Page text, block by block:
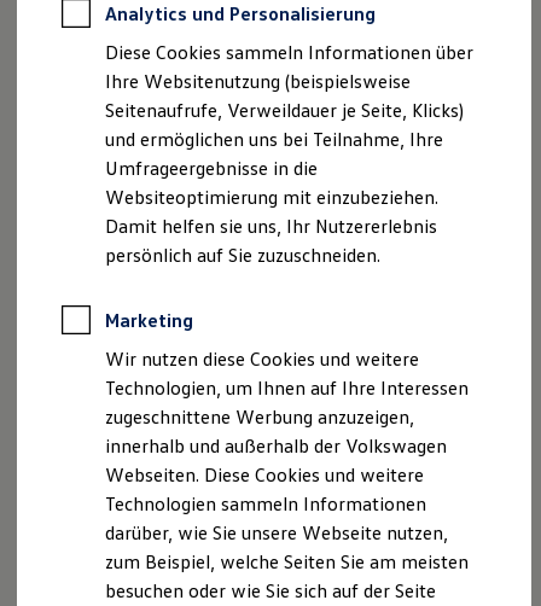
Autokredit mit Schlussrate
Versicherungen und Garantien
Kfz-Versicherung
Restschuldversicherungen
Garantien
Wartungsverträge
Geschäftskunden
Professional Class bei Volkswagen
Großkunden
Behörden
Direktkunden
Sonderfahrzeuge
Elektromobilität
Elektroautos
Elektrofahrzeugkonzepte
ID. EVERY1
Reichweite
Reichweite der ID. Modelle
Reichweite im Winter
Rekuperation
Laden
Laden unterwegs
Laden Zuhause
Ladestationen finden
Ladezeitensimulator
, 1 von 2 , 2 von 2
Mit der Wellness In-Car App
wird jede Fahrt, Pause oder
Ladezeit zu einer kleinen Auszeit. Je nach Ausstattung
verbindet Ihr ID. Licht, Klimatisierung, Sound und – wenn
verfügbar – Massagefunktionen zu einem harmonischen
Wohlfühlerlebnis. Egal, ob Sie neue Energie sammeln, zur
Ruhe kommen oder zwischendurch bewusst abschalten
möchten: Ihr ID. schafft dafür den passenden Rahmen.
Diese Programme stehen Ihnen zur Verfügung:
Analytics und Personalisierung
Diese Cookies sammeln Informationen über
Ihre Websitenutzung (beispielsweise
Seitenaufrufe, Verweildauer je Seite, Klicks)
und ermöglichen uns bei Teilnahme, Ihre
Umfrageergebnisse in die
Websiteoptimierung mit einzubeziehen.
Damit helfen sie uns, Ihr Nutzererlebnis
persönlich auf Sie zuzuschneiden.
Marketing
Wir nutzen diese Cookies und weitere
Technologien, um Ihnen auf Ihre Interessen
zugeschnittene Werbung anzuzeigen,
innerhalb und außerhalb der Volkswagen
Webseiten. Diese Cookies und weitere
Technologien sammeln Informationen
darüber, wie Sie unsere Webseite nutzen,
zum Beispiel, welche Seiten Sie am meisten
besuchen oder wie Sie sich auf der Seite